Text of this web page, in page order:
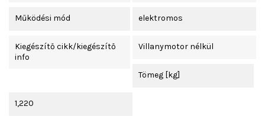
Működési mód elektromos
Kiegészítő cikk/kiegészítő
info
Villanymotor nélkül
Tömeg [kg]
1,220